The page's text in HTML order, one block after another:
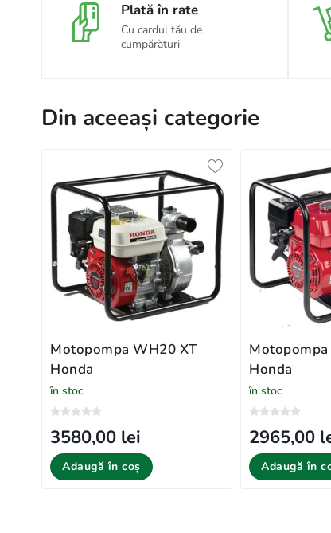
Plată în rate
Cu cardul tău de
cumpărături
Din aceeași categorie
Motopompa WH20 XT
Honda
în stoc
3580,00 lei
Adaugă în coș
Honda
în stoc
2965,00
Adaugă în